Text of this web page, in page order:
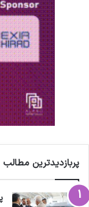
پربازدیدترین مطالب